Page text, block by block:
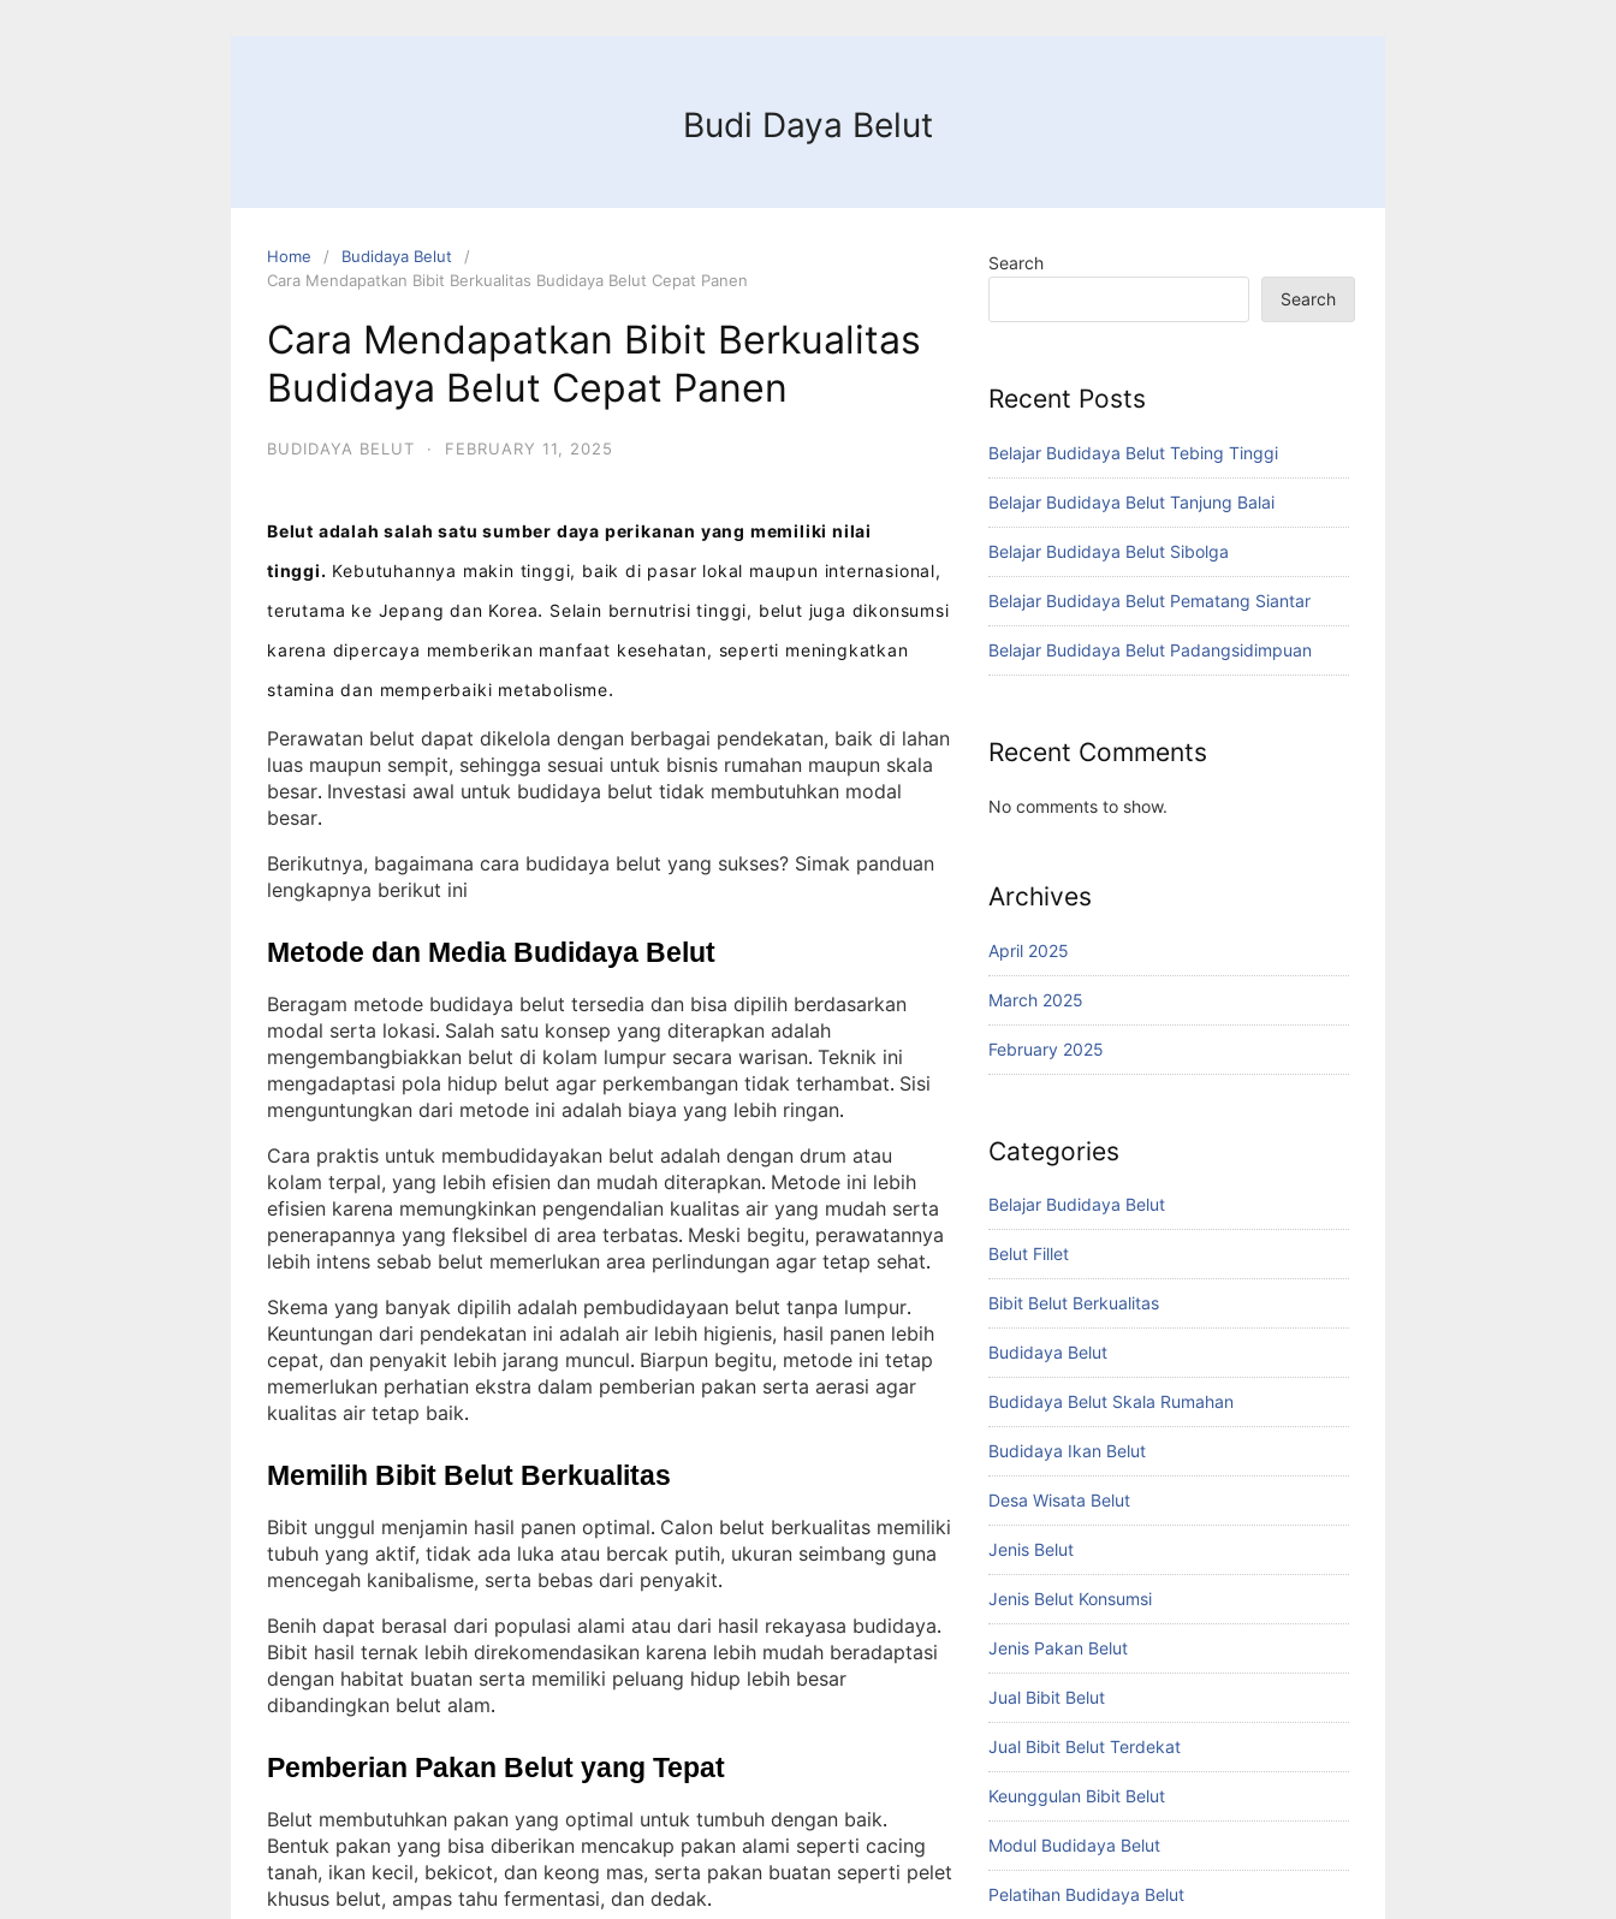
Budi Daya Belut
Home
Budidaya Belut
Cara Mendapatkan Bibit Berkualitas Budidaya Belut Cepat Panen
Cara Mendapatkan Bibit Berkualitas
Budidaya Belut Cepat Panen
BUDIDAYA BELUT · FEBRUARY 11, 2025
Belut adalah salah satu sumber daya perikanan yang memiliki nilai
tinggi. Kebutuhannya makin tinggi, baik di pasar lokal maupun internasional,
terutama ke Jepang dan Korea. Selain bernutrisi tinggi, belut juga dikonsumsi
karena dipercaya memberikan manfaat kesehatan, seperti meningkatkan
stamina dan memperbaiki metabolisme.
Perawatan belut dapat dikelola dengan berbagai pendekatan, baik di lahan
luas maupun sempit, sehingga sesuai untuk bisnis rumahan maupun skala
besar. Investasi awal untuk budidaya belut tidak membutuhkan modal
besar.
Berikutnya, bagaimana cara budidaya belut yang sukses? Simak panduan
lengkapnya berikut ini
Metode dan Media Budidaya Belut
Beragam metode budidaya belut tersedia dan bisa dipilih berdasarkan
modal serta lokasi. Salah satu konsep yang diterapkan adalah
mengembangbiakkan belut di kolam lumpur secara warisan. Teknik ini
mengadaptasi pola hidup belut agar perkembangan tidak terhambat. Sisi
menguntungkan dari metode ini adalah biaya yang lebih ringan.
Cara praktis untuk membudidayakan belut adalah dengan drum atau
kolam terpal, yang lebih efisien dan mudah diterapkan. Metode ini lebih
efisien karena memungkinkan pengendalian kualitas air yang mudah serta
penerapannya yang fleksibel di area terbatas. Meski begitu, perawatannya
lebih intens sebab belut memerlukan area perlindungan agar tetap sehat.
Skema yang banyak dipilih adalah pembudidayaan belut tanpa lumpur
Keuntungan dari pendekatan ini adalah air lebih higienis, hasil panen lebih
cepat, dan penyakit lebih jarang muncul. Biarpun begitu, metode ini tetap
memerlukan perhatian ekstra dalam pemberian pakan serta aerasi agar
kualitas air tetap baik.
Memilih Bibit Belut Berkualitas
Bibit unggul menjamin hasil panen optimal. Calon belut berkualitas memiliki
tubuh yang aktif, tidak ada luka atau bercak putih, ukuran seimbang guna
mencegah kanibalisme, serta bebas dari penyakit.
Benih dapat berasal dari populasi alami atau dari hasil rekayasa budidaya
Bibit hasil ternak lebih direkomendasikan karena lebih mudah beradaptasi
dengan habitat buatan serta memiliki peluang hidup lebih besar
dibandingkan belut alam.
Pemberian Pakan Belut yang Tepat
Belut membutuhkan pakan yang optimal untuk tumbuh dengan baik
Bentuk pakan yang bisa diberikan mencakup pakan alami seperti cacing
tanah, ikan kecil, bekicot, dan keong mas, serta pakan buatan seperti pelet
khusus belut, ampas tahu fermentasi, dan dedak.
Search
Search
Recent Posts
Belajar Budidaya Belut Tebing Tinggi
Belajar Budidaya Belut Tanjung Balai
Belajar Budidaya Belut Sibolga
Belajar Budidaya Belut Pematang Siantar
Belajar Budidaya Belut Padangsidimpuan
Recent Comments
No comments to show.
Archives
April 2025
March 2025
February 2025
Categories
Belajar Budidaya Belut
Belut Fillet
Bibit Belut Berkualitas
Budidaya Belut
Budidaya Belut Skala Rumahan
Budidaya Ikan Belut
Desa Wisata Belut
Jenis Belut
Jenis Belut Konsumsi
Jenis Pakan Belut
Jual Bibit Belut
Jual Bibit Belut Terdekat
Keunggulan Bibit Belut
Modul Budidaya Belut
Pelatihan Budidaya Belut